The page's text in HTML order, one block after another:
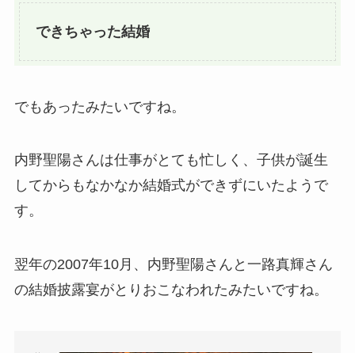
できちゃった結婚
でもあったみたいですね。
内野聖陽さんは仕事がとても忙しく、子供が誕生
してからもなかなか結婚式ができずにいたようで
す。
翌年の2007年10月、内野聖陽さんと一路真輝さん
の結婚披露宴がとりおこなわれたみたいですね。